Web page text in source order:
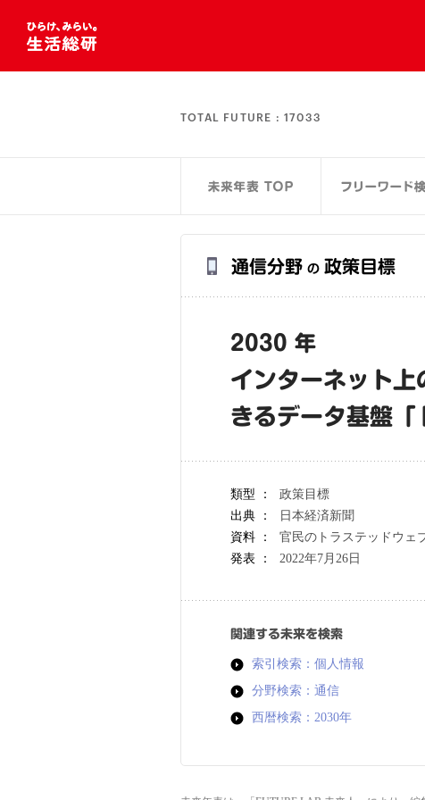
TOTAL FUTURE : 17033
通信分野 の 政策目標
2030 年
インターネット上
きるデータ基盤「
類型 ：
政策目標
出典 ：
日本経済新聞
資料 ：
官民のトラステッドウェ
発表 ：
2022年7月26日
関連する未来を検索
索引検索：個人情報
分野検索：通信
西暦検索：2030年